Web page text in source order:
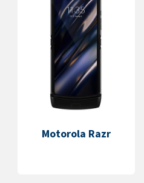
Motorola Razr